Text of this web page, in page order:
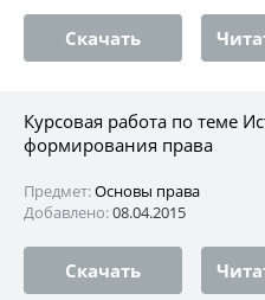
Скачать
Курсовая работа по теме
формирования права
Предмет:Основы права
Добавлено:08.04.2015
Скачать